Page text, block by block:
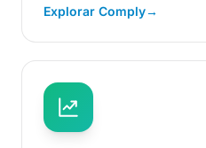
Explorar Comply→